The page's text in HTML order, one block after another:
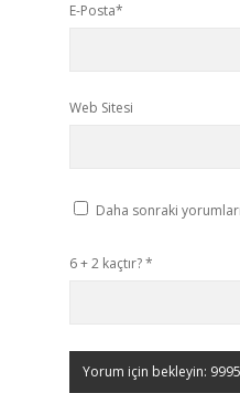
E-Posta*
Web Sitesi
Daha sonraki
6 + 2 kaçtır?*